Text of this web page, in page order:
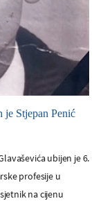
Stjepan Penić
ubijen je 6.
profesije u
na cijenu